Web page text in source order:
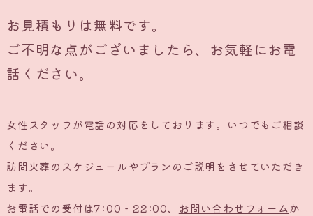
お見積もりは無料です。
ご不明な点がございましたら、お気軽にお電
話ください。
女性スタッフが電話の対応をしております。いつでもご相談
ください。
訪問火葬のスケジュールやプランのご説明をさせていただき
ます。
お電話での受付は7:00 - 22:00、 お問い合わせフォームか